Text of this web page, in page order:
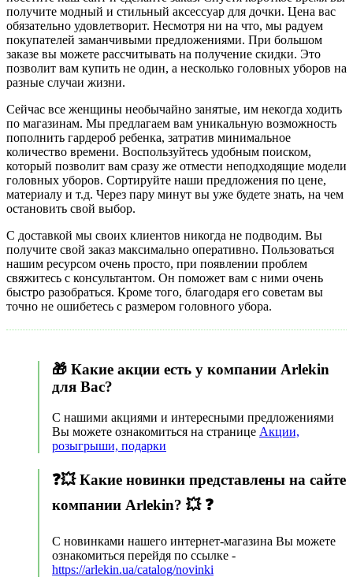
получите модный и стильный аксессуар для дочки. Цена вас
обязательно удовлетворит. Несмотря ни на что, мы радуем
покупателей заманчивыми предложениями. При большом
заказе вы можете рассчитывать на получение скидки. Это
позволит вам купить не один, а несколько головных уборов на
разные случаи жизни.
Сейчас все женщины необычайно занятые, им некогда ходить
по магазинам. Мы предлагаем вам уникальную возможность
пополнить гардероб ребенка, затратив минимальное
количество времени. Воспользуйтесь удобным поиском,
который позволит вам сразу же отмести неподходящие модели
головных уборов. Сортируйте наши предложения по цене,
материалу и т.д. Через пару минут вы уже будете знать, на чем
остановить свой выбор.
С доставкой мы своих клиентов никогда не подводим. Вы
получите свой заказ максимально оперативно. Пользоваться
нашим ресурсом очень просто, при появлении проблем
свяжитесь с консультантом. Он поможет вам с ними очень
быстро разобраться. Кроме того, благодаря его советам вы
точно не ошибетесь с размером головного убора.
🎁 Какие акции есть у компании Arlekin
для Вас?
С нашими акциями и интересными предложениями
Вы можете ознакомиться на странице Акции,
розыгрыши, подарки
❓💥 Какие новинки представлены на сайте
компании Arlekin? 💥 ❓
С новинками нашего интернет-магазина Вы можете
ознакомиться перейдя по ссылке -
https://arlekin.ua/catalog/novinki